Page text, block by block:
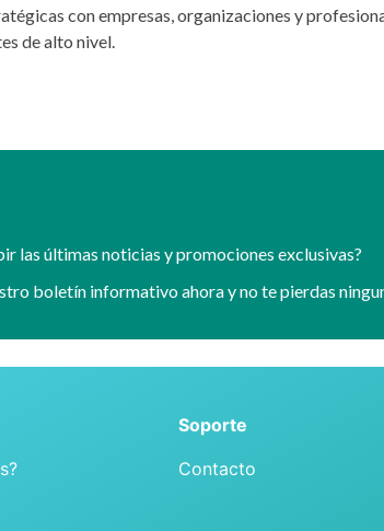
con empresas, organizaciones y
de alto nivel.
las últimas noticias y promociones exclusivas?
boletín informativo ahora y no te pierdas
Soporte
Contacto